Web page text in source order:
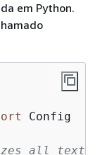
em Python.
Config
all text